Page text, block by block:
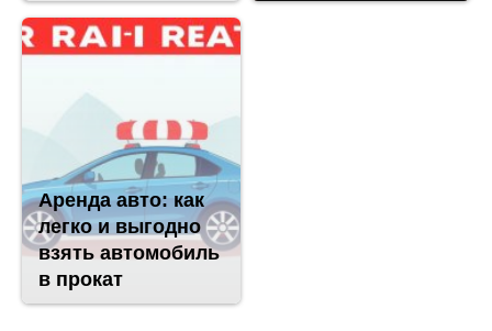
Аренда авто: как
легко и выгодно
взять автомобиль
в прокат